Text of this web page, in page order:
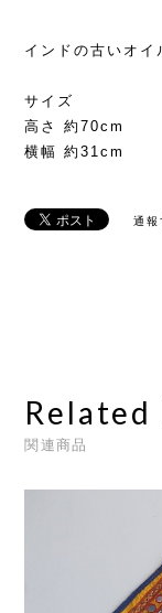
インドの古いオイ
サイズ
高さ 約70cm
横幅 約31cm
通報
Related
関連商品